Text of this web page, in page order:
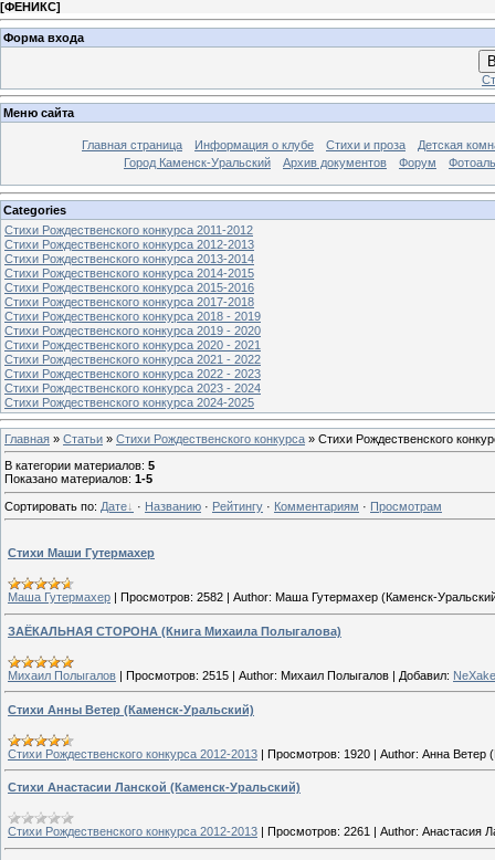
[ФЕНИКС]
Форма входа
Меню сайта
Главная страница Информация о клубе Стихи и проза
Детская
Город Каменск-Уральский
Архив документов Форум
Categories
Стихи Рождественского конкурса 2011-2012
Стихи Рождественского конкурса 2012-2013
Стихи Рождественского конкурса 2013-2014
Стихи Рождественского конкурса 2014-2015
Стихи Рождественского конкурса 2015-2016
Стихи Рождественского конкурса 2017-2018
Стихи Рождественского конкурса 2018 - 2019
Стихи Рождественского конкурса 2019 - 2020
Стихи Рождественского конкурса 2020 - 2021
Стихи Рождественского конкурса 2021 - 2022
Стихи Рождественского конкурса 2022 - 2023
Стихи Рождественского конкурса 2023 - 2024
Стихи Рождественского конкурса 2024-2025
Главная » Статьи » Стихи Рождественского конкурса » Стихи Рождественского
В категории материалов: 5
Показано материалов: 1-5
Сортировать по: Дате · Названию · Рейтингу · Комментариям · Просмотрам
Стихи Маши Гутермахер
Маша Гутермахер Просмотров: 2582 Author: Маша Гутермахер (Каменск-
ЗАЁКАЛЬНАЯ СТОРОНА (Книга Михаила Полыгалова)
Михаил Полыгалов | Просмотров: 2515 | Author: Михаил Полыгалов | Добавил:
Стихи Анны Ветер (Каменск-Уральский)
Стихи Рождественского конкурса 2012-2013 | Просмотров: 1920 | Author: Анна Ветер
Стихи Анастасии Ланской (Каменск-Уральский)
Стихи Рождественского конкурса 2012-2013 Просмотров: 2261 Author: Анастасия